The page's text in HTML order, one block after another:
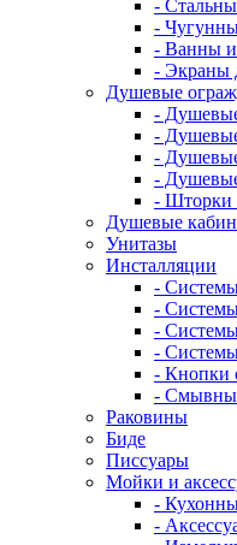
-
-
- Ванны
- Экраны
Душевые
-
-
-
-
- Шторки
Душевые
Унитазы
Инсталляции
-
-
-
-
- Кнопки
-
Раковины
Биде
Писсуары
Мойки и
-
-